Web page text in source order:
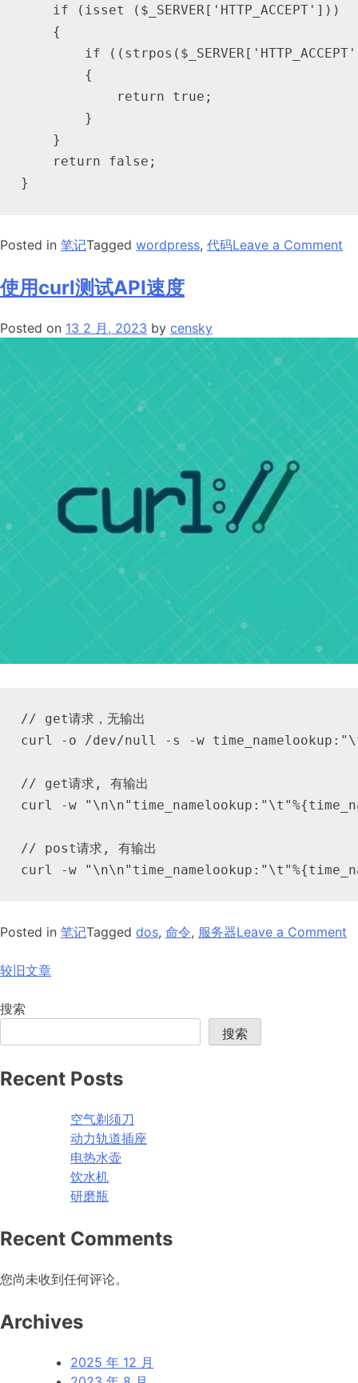
    if (isset ($_SERVER['HTTP_ACCEPT']))
    {
if
        {
            return true;
        }
    }
    return false;
Posted in 笔记Tagged wordpress, 代码Leave a Comment
端
后
台
可
使用curl测试API速度
Posted on 13 2 月, 2023 by censky
// get请求，无输出
curl -o /dev/null -s -w
// get请求, 有输出
curl -w
// post请求, 有输出
curl -w
Posted in 笔记Tagged dos, 命令, 服务器Leave a Comment
文
章
较旧文章
搜索
搜索
Recent Posts
空气剃须刀
动力轨道插座
电热水壶
饮水机
研磨瓶
Recent Comments
您尚未收到任何评论。
Archives
2025 年 12 月